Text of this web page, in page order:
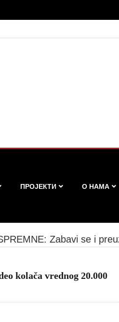
ПРОЈЕКТИ О НАМА
Zabavi se i
kolača vrednog 20.000